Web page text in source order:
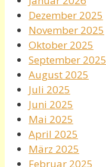
Dezember 2025
November 2025
Oktober 2025
September 2025
August 2025
Juli 2025
Juni 2025
Mai 2025
April 2025
März 2025
Februar 2025